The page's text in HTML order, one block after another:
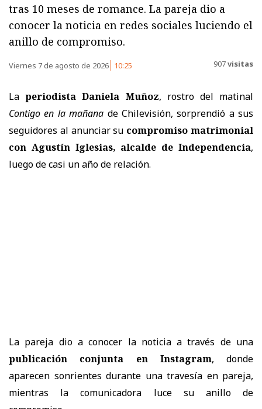
tras 10 meses de romance. La pareja dio a
conocer la noticia en redes sociales luciendo el
anillo de compromiso.
Viernes 7 de agosto de 2026 10:25 907visitas
Laperiodista Daniela Muñoz, rostro del matinal
Contigo en la mañana de Chilevisión, sorprendió a sus
seguidores al anunciar su compromiso matrimonial
con Agustín Iglesias, alcalde de Independencia,
luego de casi un año de relación.
La pareja dio a conocer la noticia a través de una
publicación conjunta en Instagram, donde
aparecen sonrientes durante una travesía en pareja,
mientras la comunicadora luce su anillo de